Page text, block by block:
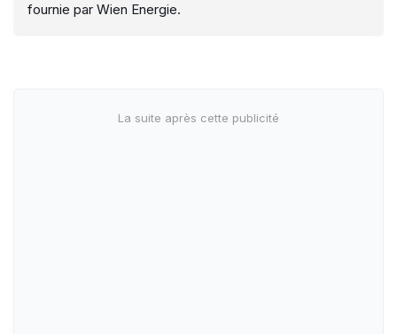
fournie par Wien Energie.